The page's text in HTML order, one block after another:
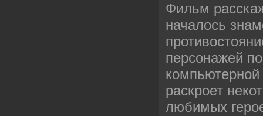
Фильм
началось
персонажей
раскроет
любимых